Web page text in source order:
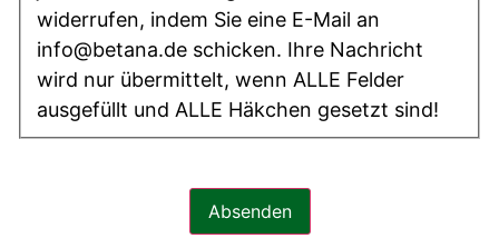
widerrufen, indem Sie eine E-Mail an
info@betana.de schicken. Ihre Nachricht
wird nur übermittelt, wenn ALLE Felder
ausgefüllt und ALLE Häkchen gesetzt sind!
Absenden